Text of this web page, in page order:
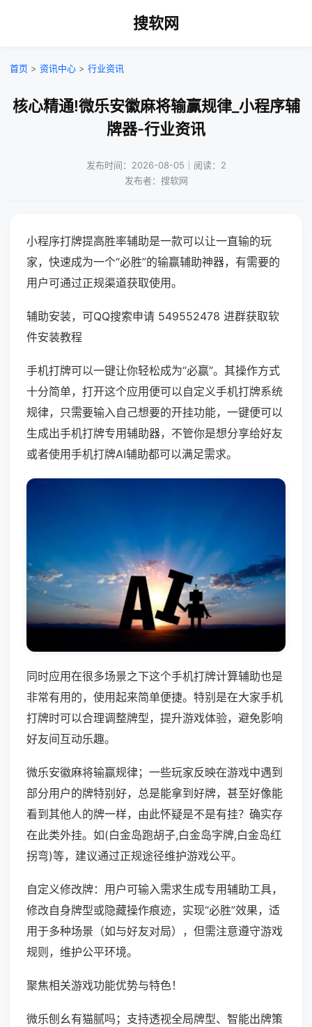
搜软网
首页 > 资讯中心 > 行业资讯
核心精通!微乐安徽麻将输赢规律_小程序辅
牌器-行业资讯
发布时间：2026-08-05｜阅读：2
发布者：搜软网
小程序打牌提高胜率辅助是一款可以让一直输的玩
家，快速成为一个“必胜”的输赢辅助神器，有需要的
用户可通过正规渠道获取使用。
辅助安装，可QQ搜索申请 549552478 进群获取软
件安装教程
手机打牌可以一键让你轻松成为“必赢”。其操作方式
十分简单，打开这个应用便可以自定义手机打牌系统
规律，只需要输入自己想要的开挂功能，一键便可以
生成出手机打牌专用辅助器，不管你是想分享给好友
或者使用手机打牌AI辅助都可以满足需求。
同时应用在很多场景之下这个手机打牌计算辅助也是
非常有用的，使用起来简单便捷。特别是在大家手机
打牌时可以合理调整牌型，提升游戏体验，避免影响
好友间互动乐趣。
微乐安徽麻将输赢规律；一些玩家反映在游戏中遇到
部分用户的牌特别好，总是能拿到好牌，甚至好像能
看到其他人的牌一样，由此怀疑是不是有挂？确实存
在此类外挂。如(白金岛跑胡子,白金岛字牌,白金岛红
拐弯)等，建议通过正规途径维护游戏公平。
自定义修改牌：用户可输入需求生成专用辅助工具，
修改自身牌型或隐藏操作痕迹，实现“必胜”效果，适
用于多种场景（如与好友对局），但需注意遵守游戏
规则，维护公平环境。
聚焦相关游戏功能优势与特色！
微乐刨幺有猫腻吗；支持透视全局牌型、智能出牌策